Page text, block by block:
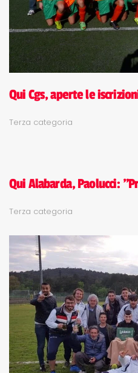
Qui Cgs, aperte le
Terza categoria
Qui Alabarda, Paolucci:
Terza categoria